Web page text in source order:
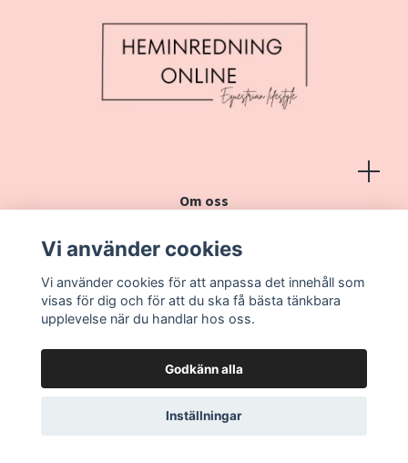
Om oss
Kontakt
Vanliga frågor
Vi använder cookies
Vi använder cookies för att anpassa det innehåll som
visas för dig och för att du ska få bästa tänkbara
upplevelse när du handlar hos oss.
Godkänn alla
Inställningar